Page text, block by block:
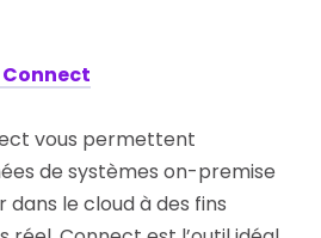
Connect
vous permettent
de systèmes on-premise
le cloud à des fins